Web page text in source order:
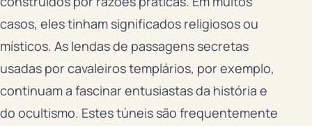
casos, eles tinham significados religiosos ou
místicos. As lendas de passagens secretas
usadas por cavaleiros templários, por exemplo,
continuam a fascinar entusiastas da história e
do ocultismo. Estes túneis são frequentemente